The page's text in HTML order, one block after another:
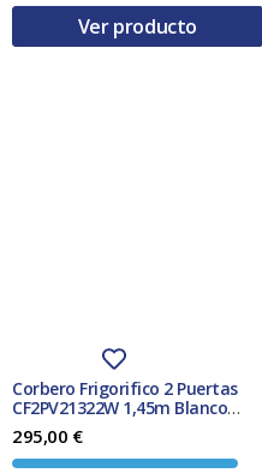
Ver producto
Corbero Frigorifico 2 Puertas
CF2PV21322W 1,45m Blanco
Clase F
295,00 €